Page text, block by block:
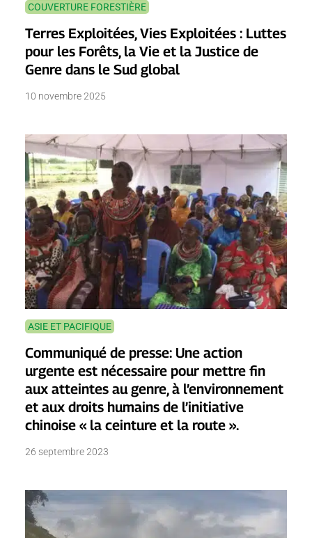
COUVERTURE FORESTIÈRE
Terres Exploitées, Vies Exploitées : Luttes
pour les Forêts, la Vie et la Justice de
Genre dans le Sud global
10 novembre 2025
ASIE ET PACIFIQUE
Communiqué de presse: Une action
urgente est nécessaire pour mettre fin
aux atteintes au genre, à l’environnement
et aux droits humains de l’initiative
chinoise « la ceinture et la route ».
26 septembre 2023